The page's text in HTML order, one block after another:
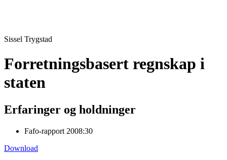
Sissel Trygstad
Forretningsbasert regnskap i
staten
Erfaringer og holdninger
Fafo-rapport 2008:30
Download